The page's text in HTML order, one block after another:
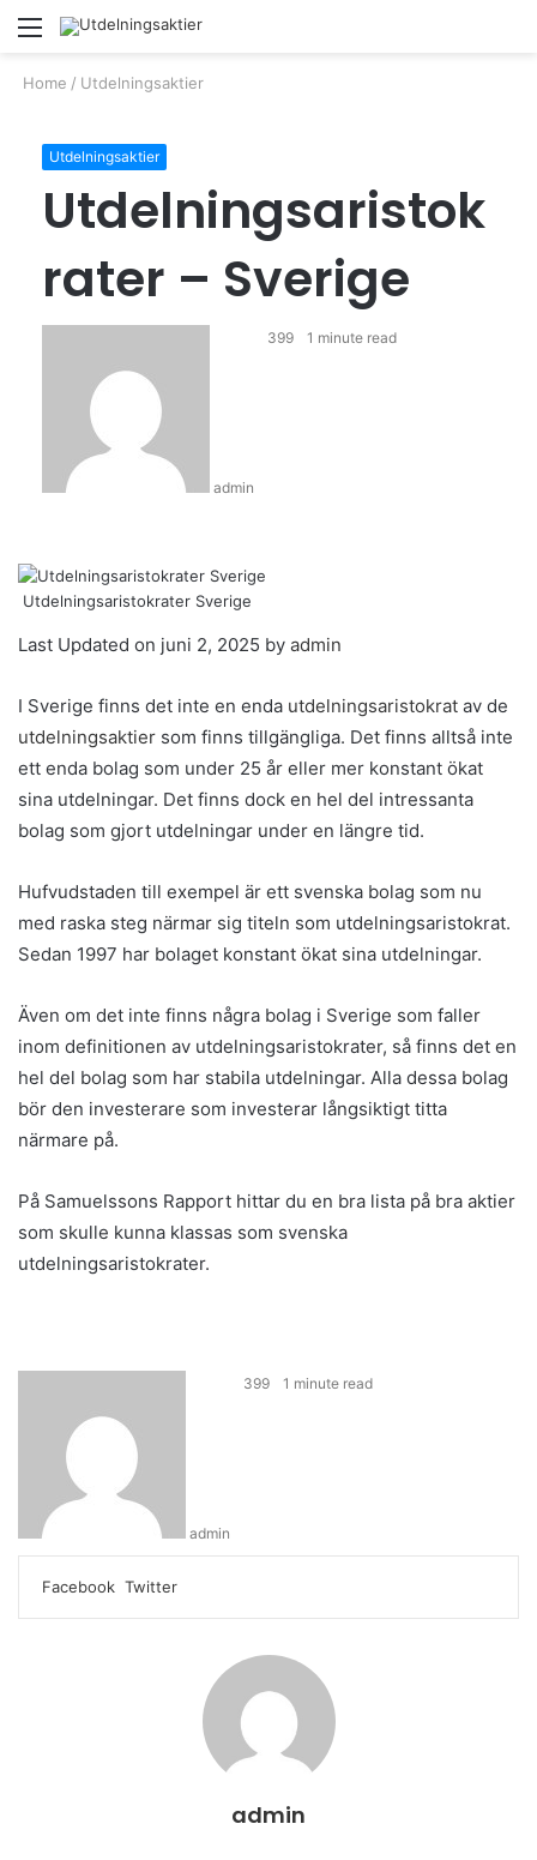
Menu
Home / Utdelningsaktier
Utdelningsaktier
Utdelningsaristok
rater – Sverige
admin
399 1 minute read
Utdelningsaristokrater Sverige
Last Updated on juni 2, 2025 by admin
I Sverige finns det inte en enda utdelningsaristokrat av de
utdelningsaktier som finns tillgängliga. Det finns alltså inte
ett enda bolag som under 25 år eller mer konstant ökat
sina utdelningar. Det finns dock en hel del intressanta
bolag som gjort utdelningar under en längre tid.
Hufvudstaden till exempel är ett svenska bolag som nu
med raska steg närmar sig titeln som utdelningsaristokrat.
Sedan 1997 har bolaget konstant ökat sina utdelningar.
Även om det inte finns några bolag i Sverige som faller
inom definitionen av utdelningsaristokrater, så finns det en
hel del bolag som har stabila utdelningar. Alla dessa bolag
bör den investerare som investerar långsiktigt titta
närmare på.
På Samuelssons Rapport hittar du en bra lista på bra aktier
som skulle kunna klassas som svenska
utdelningsaristokrater.
admin
399 1 minute read
Facebook Twitter
admin